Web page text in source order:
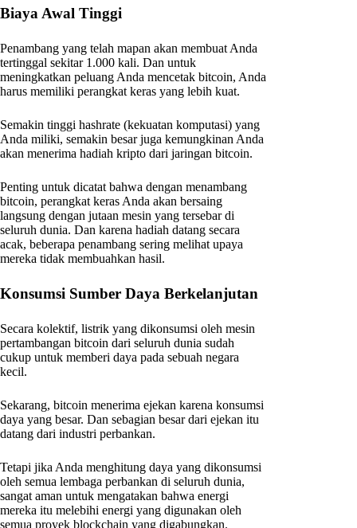
Biaya Awal Tinggi
Penambang yang telah mapan akan membuat Anda
tertinggal sekitar 1.000 kali. Dan untuk
meningkatkan peluang Anda mencetak bitcoin, Anda
harus memiliki perangkat keras yang lebih kuat.
Semakin tinggi hashrate (kekuatan komputasi) yang
Anda miliki, semakin besar juga kemungkinan Anda
akan menerima hadiah kripto dari jaringan bitcoin.
Penting untuk dicatat bahwa dengan menambang
bitcoin, perangkat keras Anda akan bersaing
langsung dengan jutaan mesin yang tersebar di
seluruh dunia. Dan karena hadiah datang secara
acak, beberapa penambang sering melihat upaya
mereka tidak membuahkan hasil.
Konsumsi Sumber Daya Berkelanjutan
Secara kolektif, listrik yang dikonsumsi oleh mesin
pertambangan bitcoin dari seluruh dunia sudah
cukup untuk memberi daya pada sebuah negara
kecil.
Sekarang, bitcoin menerima ejekan karena konsumsi
daya yang besar. Dan sebagian besar dari ejekan itu
datang dari industri perbankan.
Tetapi jika Anda menghitung daya yang dikonsumsi
oleh semua lembaga perbankan di seluruh dunia,
sangat aman untuk mengatakan bahwa energi
mereka itu melebihi energi yang digunakan oleh
semua proyek blockchain yang digabungkan.